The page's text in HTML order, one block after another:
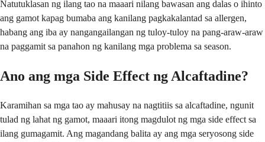
Natutuklasan ng ilang tao na maaari nilang bawasan ang dalas o ihinto
ang gamot kapag bumaba ang kanilang pagkakalantad sa allergen,
habang ang iba ay nangangailangan ng tuloy-tuloy na pang-araw-araw
na paggamit sa panahon ng kanilang mga problema sa season.
Ano ang mga Side Effect ng Alcaftadine?
Karamihan sa mga tao ay mahusay na nagtitiis sa alcaftadine, ngunit
tulad ng lahat ng gamot, maaari itong magdulot ng mga side effect sa
ilang gumagamit. Ang magandang balita ay ang mga seryosong side